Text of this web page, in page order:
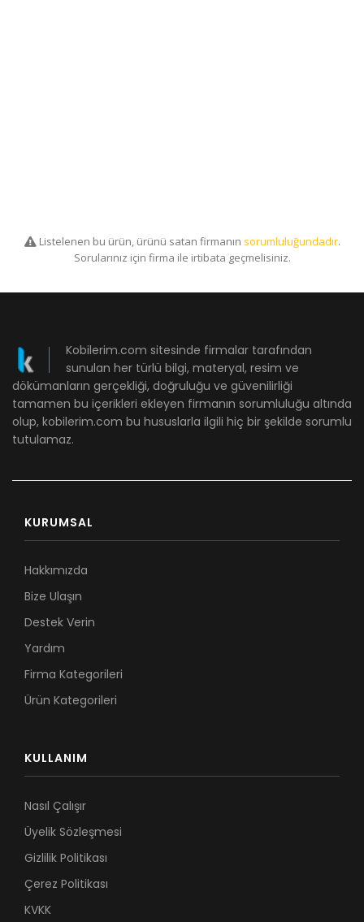
Listelenen bu ürün, ürünü satan firmanın sorumluluğundadır.
Sorularınız için firma ile irtibata geçmelisiniz.
Kobilerim.com sitesinde firmalar tarafından
sunulan her türlü bilgi, materyal, resim ve
dökümanların gerçekliği, doğruluğu ve güvenilirliği
tamamen bu içerikleri ekleyen firmanın sorumluluğu altında
olup, kobilerim.com bu hususlarla ilgili hiç bir şekilde sorumlu
tutulamaz.
KURUMSAL
Hakkımızda
Bize Ulaşın
Destek Verin
Yardım
Firma Kategorileri
Ürün Kategorileri
KULLANIM
Nasıl Çalışır
Üyelik Sözleşmesi
Gizlilik Politikası
Çerez Politikası
KVKK